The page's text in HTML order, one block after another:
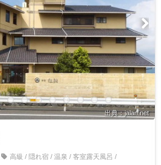
出典：jalan.net
高級 / 隠れ宿 / 温泉 / 客室露天風呂 /